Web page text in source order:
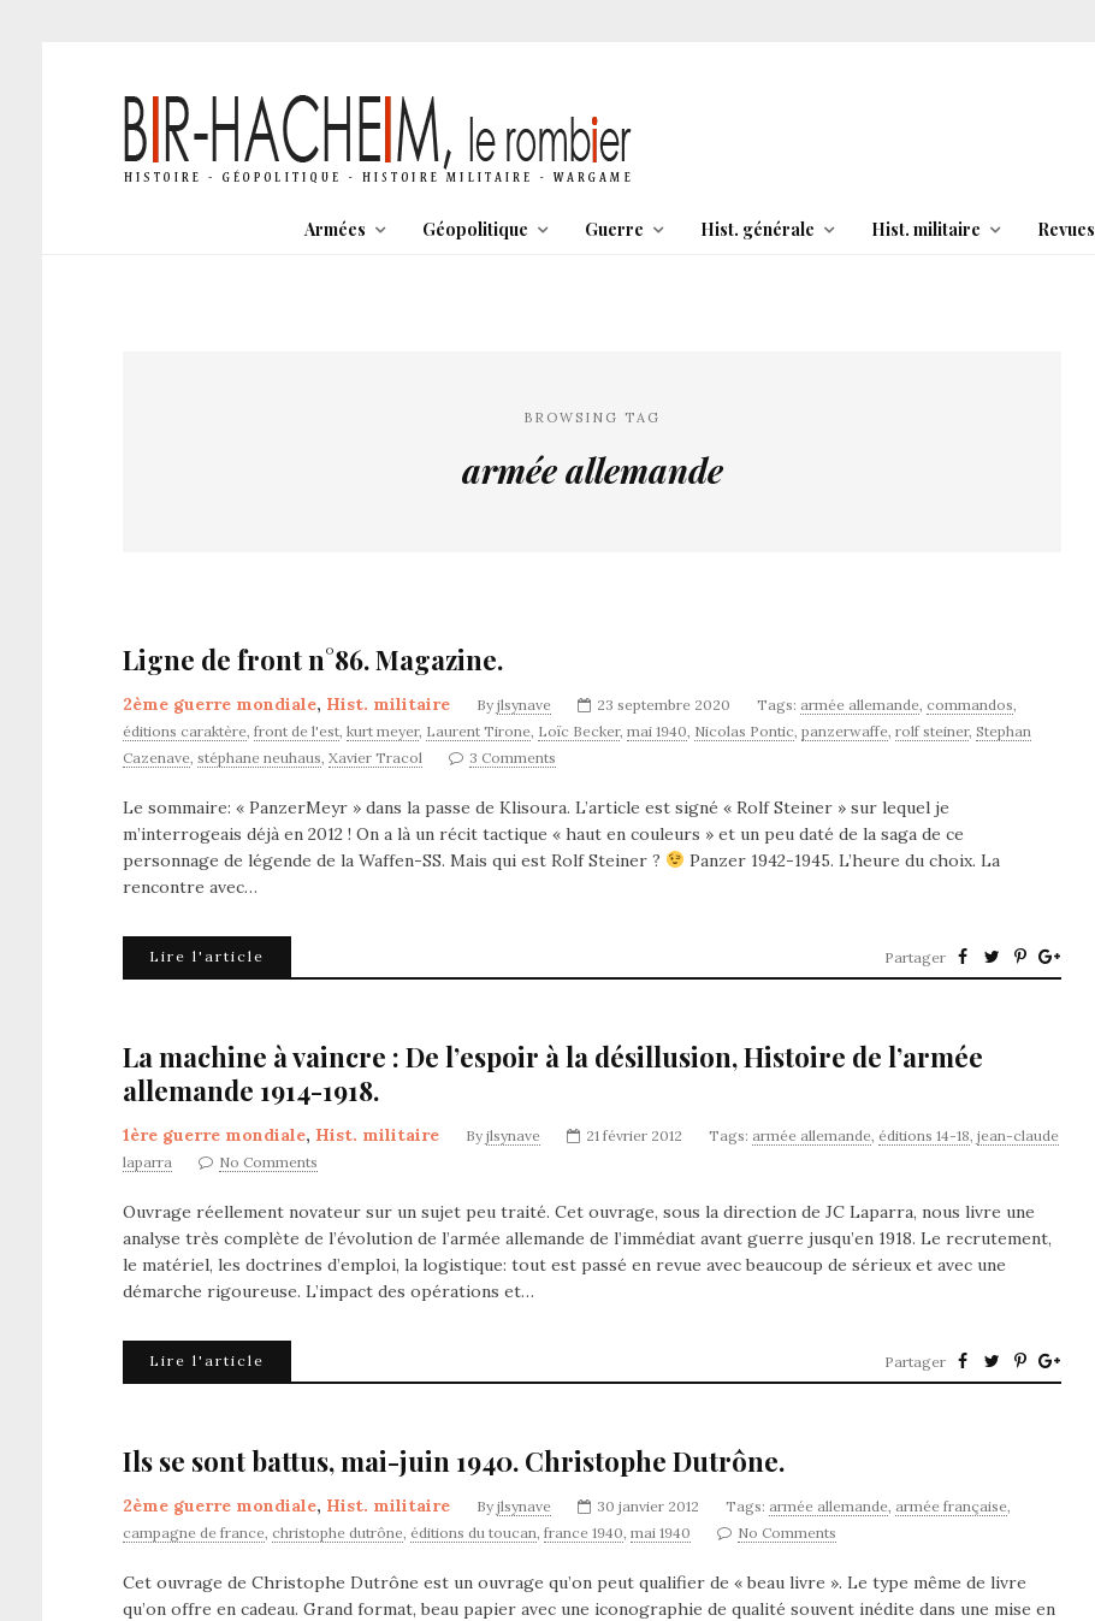
Armées Géopolitique Guerre Hist. générale Hist. militaire Revues
BROWSING TAG
armée allemande
Ligne de front n°86. Magazine.
2ème guerre mondiale, Hist. militaire By jlsynave 23 septembre 2020 Tags: armée allemande, commandos,
éditions caraktère, front de l'est, kurt meyer, Laurent Tirone, Loïc Becker, mai 1940, Nicolas Pontic, panzerwaffe, rolf steiner, Stephan
Cazenave, stéphane neuhaus, Xavier Tracol 3 Comments
Le sommaire: « PanzerMeyr » dans la passe de Klisoura. L’article est signé « Rolf Steiner » sur lequel je
m’interrogeais déjà en 2012 ! On a là un récit tactique « haut en couleurs » et un peu daté de la saga de ce
personnage de légende de la Waffen-SS. Mais qui est Rolf Steiner ?
Panzer 1942-1945. L’heure du choix. La
rencontre avec…
Lire l'article Partager
La machine à vaincre : De l’espoir à la désillusion, Histoire de l’armée
allemande 1914-1918.
1ère guerre mondiale, Hist. militaire By jlsynave 21 février 2012 Tags: armée allemande, éditions 14-18, jean-claude
laparra
No Comments
Ouvrage réellement novateur sur un sujet peu traité. Cet ouvrage, sous la direction de JC Laparra, nous livre une
analyse très complète de l’évolution de l’armée allemande de l’immédiat avant guerre jusqu’en 1918. Le recrutement,
le matériel, les doctrines d’emploi, la logistique: tout est passé en revue avec beaucoup de sérieux et avec une
démarche rigoureuse. L’impact des opérations et…
Lire l'article Partager
Ils se sont battus, mai-juin 1940. Christophe Dutrône.
2ème guerre mondiale, Hist. militaire By jlsynave 30 janvier 2012 Tags: armée allemande, armée française,
campagne de france, christophe dutrône, éditions du toucan, france 1940, mai 1940 No Comments
Cet ouvrage de Christophe Dutrône est un ouvrage qu’on peut qualifier de « beau livre ». Le type même de livre
qu’on offre en cadeau. Grand format, beau papier avec une iconographie de qualité souvent inédite dans une mise en